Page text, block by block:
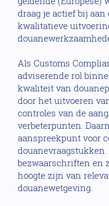
draag je actief bij
kwalitatieve
Als Customs
adviserende rol
kwaliteit van
door het uitvoeren
controles van de
verbeterpunten.
aanspreekpunt voor
bezwaarschriften en
hoogte zijn van
douanewetgeving.